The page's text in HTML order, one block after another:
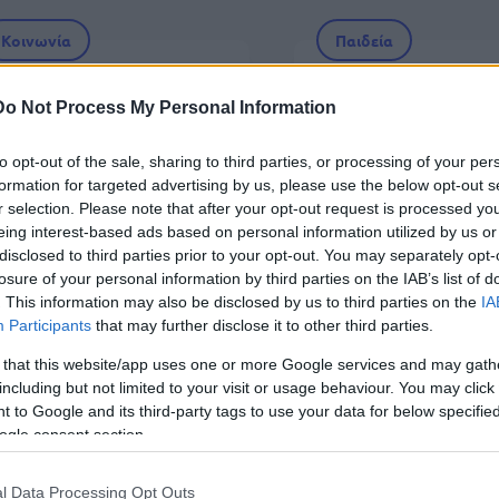
Not Process My Personal Information
opt-out of the sale, sharing to third parties, or processing of your
for targeted advertising by us, please use the below opt-out
selection. Please note that after your opt-out request is processed
interest-based ads based on personal information utilized by us
to third parties prior to your opt-out. You may separately
of your personal information by third parties on the IAB’s list of
This information may also be disclosed by us to third parties on the
Participants that may further disclose it to other third parties.
that this website/app uses one or more Google services and may
but not limited to your visit or usage behaviour. You may
to Google and its third-party tags to use your data for below
consent section.
Data Processing Opt Outs
Κοινωνία
ο Χρήστος
Η ζωή, η
και οι
που είχαν
σάλο
Παιδεία
Πώς οι Simpsons
«προβλέπουν» το
μέλλον; Ο
απαντά για
φορά
2025 08:55
κατά Λιάγκα: «Το χρονικό
04